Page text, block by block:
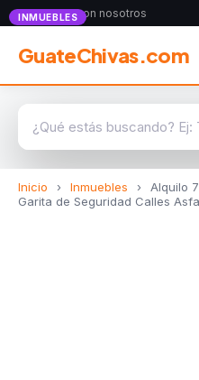
Anunciate con nosotros
GuateChivas.com
Inicio › Inmuebles ›
Alquilo
Garita de Seguridad Calles
INMUEBLES